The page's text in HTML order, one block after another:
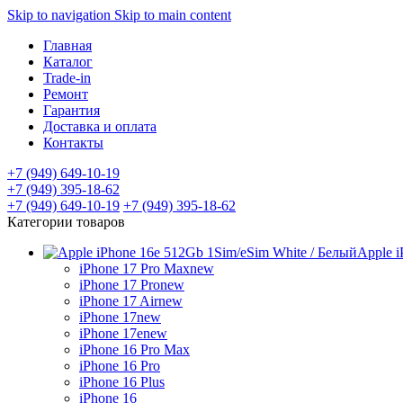
Skip to navigation Skip to main content
Главная
Каталог
Trade-in
Ремонт
Гарантия
Доставка и оплата
Контакты
+7 (949) 649-10-19
+7 (949) 395-18-62
+7 (949) 649-10-19 +7 (949) 395-18-62
Категории товаров
Apple
iPhone 17 Pro Maxnew
iPhone 17 Pronew
iPhone 17 Airnew
iPhone 17new
iPhone 17enew
iPhone 16 Pro Max
iPhone 16 Pro
iPhone 16 Plus
iPhone 16